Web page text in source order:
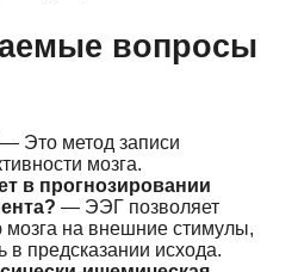
вопросы
— Это метод записи
мозга.
в прогнозировании
— ЭЭГ позволяет
мозга на внешние стимулы,
в предсказании исхода.